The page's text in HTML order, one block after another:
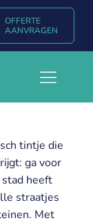
OFFERTE
AANVRAGEN
tintje die
ga voor
heeft
straatjes
Met